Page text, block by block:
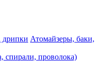
Атомайзеры, баки,